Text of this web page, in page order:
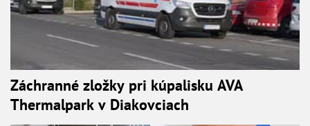
Záchranné zložky pri kúpalisku AVA
Thermalpark v Diakovciach